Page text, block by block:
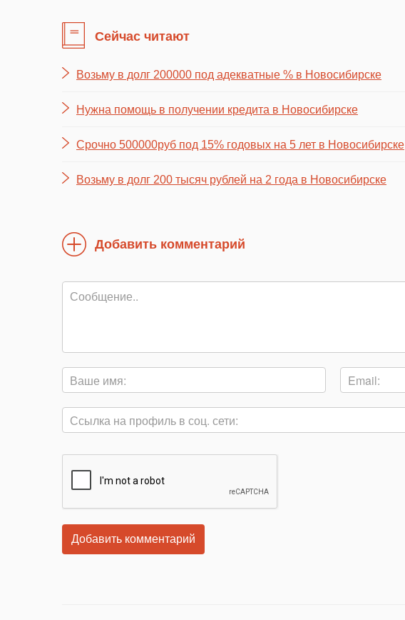
Сейчас читают
Возьму в долг 200000 под адекватные % в Новосибирске
Нужна помощь в получении кредита в Новосибирске
Срочно 500000руб под 15% годовых на 5 лет в Новосибирске
Возьму в долг 200 тысяч рублей на 2 года в Новосибирске
Добавить комментарий